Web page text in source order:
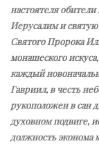
настоятеля
Иерусалим и святую
Святого Пророка
монашеского
каждый
Гавриил, в честь
рукоположен в сан
духовном подвиге,
должность эконома